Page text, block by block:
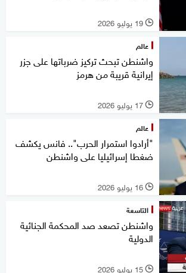
l 19 يوليو 2026
عالم
واشنطن تبحث تركيز ضرباتها على جزر
إيرانية قريبة من هرمز
l 17 يوليو 2026
عالم
"أرادوا استمرار الحرب".. فانس يكشف
ضغطا إسرائيليا على واشنطن
l 16 يوليو 2026
التاسعة
واشنطن تصعد صد المحكمة الجنائية
الدولية
l 15 يوليو 2026